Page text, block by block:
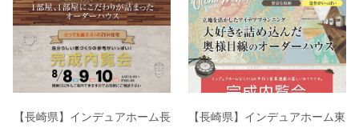
【長崎県】インデュアホーム長
【長崎県】インデュアホーム東